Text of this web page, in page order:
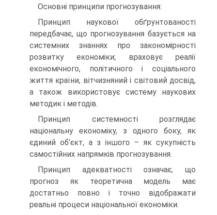
Основні принципи прогнозування:
Принцип наукової обґрунтованості
передбачає, що прогнозування базується на
системних знаннях про закономірності
розвитку економіки; враховує реалії
економічного, політичного і соціального
життя країни, вітчизняний і світовий досвід,
а також використовує систему наукових
методик і методів.
Принцип системності розглядає
національну економіку, з одного боку, як
єдиний об’єкт, а з іншого – як сукупність
самостійних напрямків прогнозування.
Принцип адекватності означає, що
прогноз як теоретична модель має
достатньо повно і точно відображати
реальні процеси національної економіки.